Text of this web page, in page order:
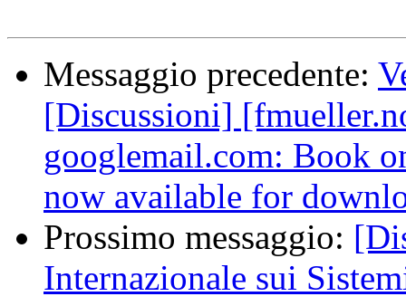
Messaggio precedente:
[Discussioni]
googlemail.com: Book
now available for
Prossimo messaggio:
Internazionale sui